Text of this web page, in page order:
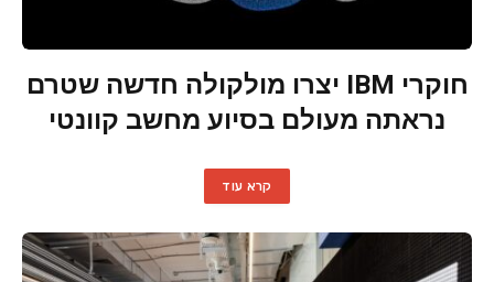
חוקרי IBM יצרו מולקולה חדשה שטרם
נראתה מעולם בסיוע מחשב קוונטי
קרא עוד